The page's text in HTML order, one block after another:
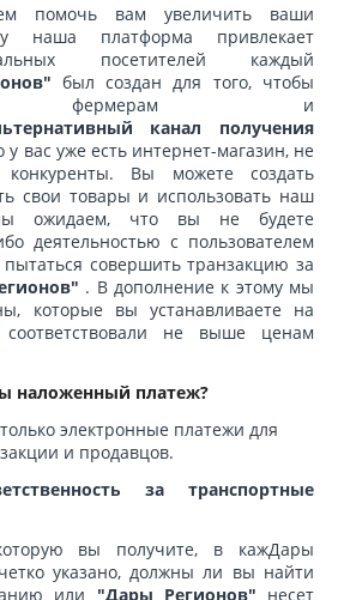
помочь вам увеличить ваши
наша платформа привлекает
посетителей каждый
был создан для того, чтобы
фермерам и
канал получения
у вас уже есть интернет-магазин, не
Вы можете создать
свои товары и использовать наш
ожидаем, что вы не будете
деятельностью с пользователем
совершить транзакцию за
. В дополнение к этому мы
которые вы устанавливаете на
не выше ценам
наложенный платеж?
электронные платежи для
и продавцов.
за транспортные
вы получите, в кажДары
указано, должны ли вы найти
или "Дары Регионов" несет